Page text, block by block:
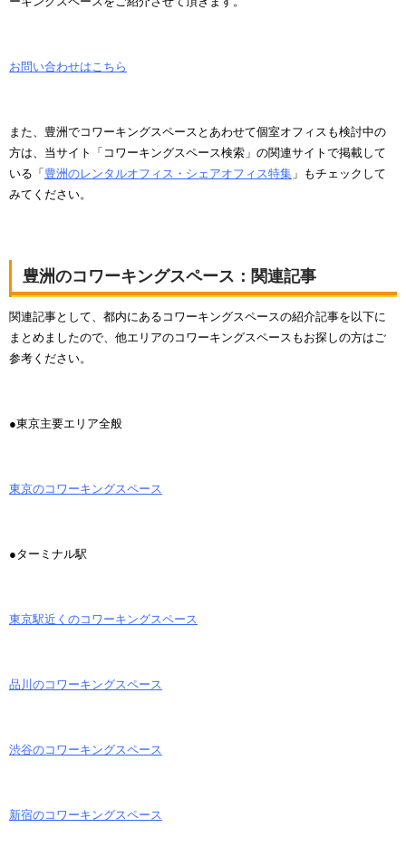
お問い合わせはこちら
また、豊洲でコワーキングスペースとあわせて個室オフィスも検討中の
方は、当サイト「コワーキングスペース検索」の関連サイトで掲載して
いる「豊洲のレンタルオフィス・シェアオフィス特集 」もチェックして
みてください。
豊洲のコワーキングスペース：関連記事
関連記事として、都内にあるコワーキングスペースの紹介記事を以下に
まとめましたので、他エリアのコワーキングスペースもお探しの方はご
参考ください。
●東京主要エリア全般
東京のコワーキングスペース
●ターミナル駅
東京駅近くのコワーキングスペース
品川のコワーキングスペース
渋谷のコワーキングスペース
新宿のコワーキングスペース